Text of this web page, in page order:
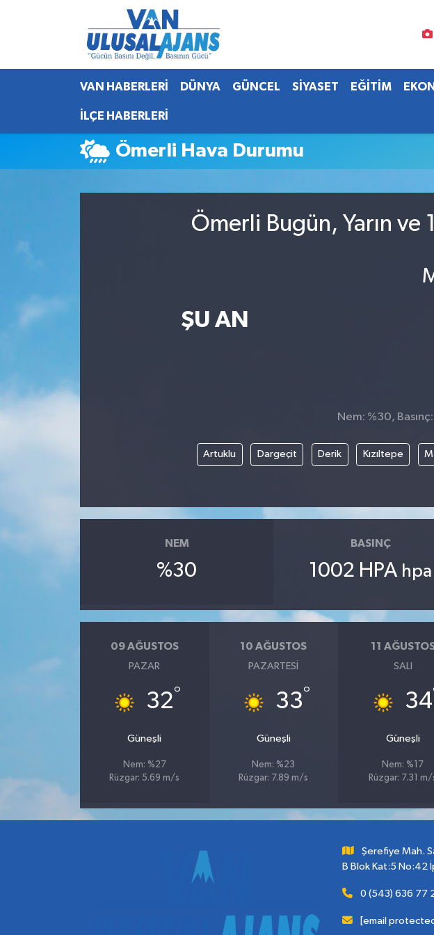
VAN HABERLERİ DÜNYA GÜNCEL SİYASET EĞİTİM
İLÇE HABERLERİ
Ömerli Hava Durumu
Ömerli Bugün, Yarın ve
ŞU AN
Nem: %30,
Artuklu Dargeçit Derik Kızıltepe
NEM
%30
BASINÇ
1002 HPA hpa
09 AĞUSTOS
PAZAR
32°
Güneşli
Nem: %27
Rüzgar: 5.69 m/s
10 AĞUSTOS
PAZARTESI
33°
Güneşli
Nem: %23
Rüzgar: 7.89 m/s
11
SALI
34
Güneşli
Nem: %17
Rüzgar: 7.31 m/
Şerefiye Mah.
B Blok Kat:5 No:42
0 (543) 636 77
[email
Van Nöbetçi Eczaneler
Van Hava Durumu
Van Namaz Vakitleri
Van Trafik Yoğunluk Haritası
Süper Lig Puan Durumu ve Fikstür
Haber Arşivi